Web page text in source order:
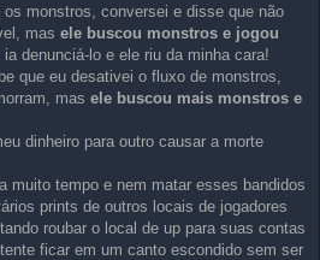
monstros, conversei e disse que não
mas ele buscou monstros e jogou
denunciá-lo e ele riu da minha cara!
que eu desativei o fluxo de monstros,
mas ele buscou mais monstros e
dinheiro para outro causar a morte
muito tempo e nem matar esses bandidos
prints de outros locais de jogadores
roubar o local de up para suas contas
ficar em um canto escondido sem ser